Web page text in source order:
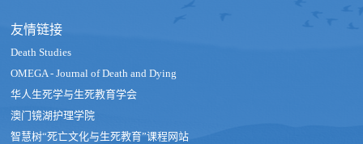
友情链接
Death Studies
OMEGA - Journal of Death and Dying
华人生死学与生死教育学会
澳门镜湖护理学院
智慧树“死亡文化与生死教育”课程网站